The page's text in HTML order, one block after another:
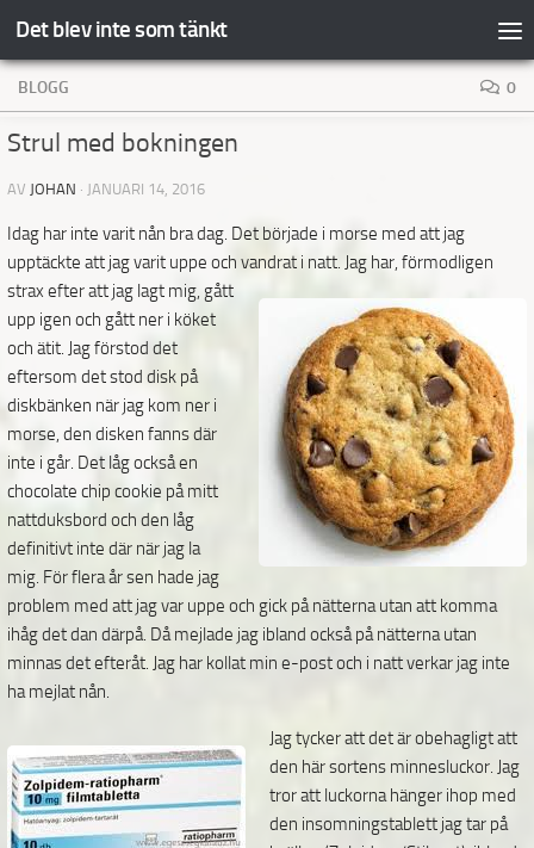
Hoppa till innehåll
Det blev inte som tänkt
BLOGG 0
Strul med bokningen
AV JOHAN · JANUARI 14, 2016
Idag har inte varit nån bra dag. Det började i morse med att jag
upptäckte att jag varit uppe och vandrat i natt. Jag har, förmodligen
strax efter att jag lagt mig, gått
upp igen och gått ner i köket
och ätit. Jag förstod det
eftersom det stod disk på
diskbänken när jag kom ner i
morse, den disken fanns där
inte i går. Det låg också en
chocolate chip cookie på mitt
nattduksbord och den låg
definitivt inte där när jag la
mig. För flera år sen hade jag
problem med att jag var uppe och gick på nätterna utan att komma
ihåg det dan därpå. Då mejlade jag ibland också på nätterna utan
minnas det efteråt. Jag har kollat min e-post och i natt verkar jag inte
ha mejlat nån.
Jag tycker att det är obehagligt att
den här sortens minnesluckor. Jag
tror att luckorna hänger ihop med
den insomningstablett jag tar på